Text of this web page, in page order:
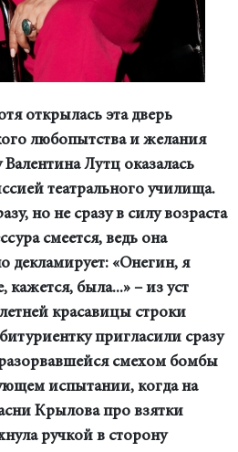
открылась эта дверь
любопытства и желания
Лутц оказалась
театрального училища.
но не сразу в силу возраста
смеется, ведь она
декламирует: «Онегин, я
была...» – из уст
красавицы строки
пригласили сразу
смехом бомбы
испытании, когда на
Крылова про взятки
ручкой в сторону